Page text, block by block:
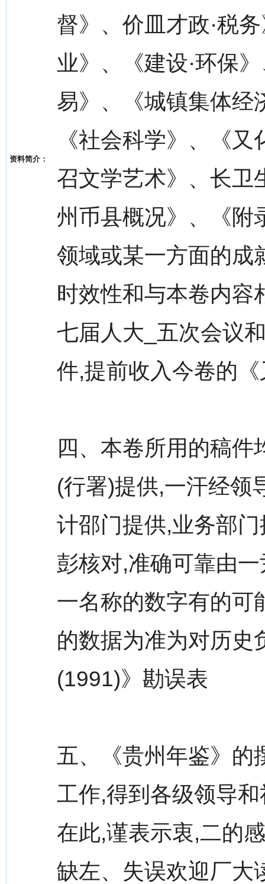
资料简介：
督》、价皿才政·税
业》、《建设·环保
易》、《城镇集体经
《社会科学》、《
召文学艺术》、长卫
州币县概况》、《附
领域或某一方面的成
时效性和与本卷内容
七届人大_五次会议
件,提前收入今卷的
四、本卷所用的稿
(行署)提供,一汗经领
计邵门提供,业务部
彭核对,准确可靠由
一名称的数字有的可
的数据为准为对历史
(1991)》勘误表
五、《贵州年鉴》的
工作,得到各级领导
在此,谨表示衷,二的
缺左、失误欢迎厂大